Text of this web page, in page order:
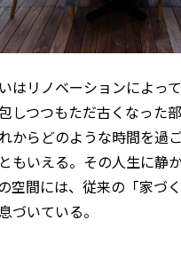
はリノベーションによっ
しつつもただ古くなった
からどのような時間を過
もいえる。その人生に静
空間には、従来の「家づ
づいている。